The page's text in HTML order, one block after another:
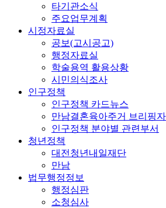
타기관소식
주요업무계획
시정자료실
공보(고시공고)
행정자료실
학술용역 활용상황
시민의식조사
인구정책
인구정책 카드뉴스
만남결혼육아주거 브리핑
인구정책 분야별 관련부서
청년정책
대전청년내일재단
만남
법무행정정보
행정심판
소청심사